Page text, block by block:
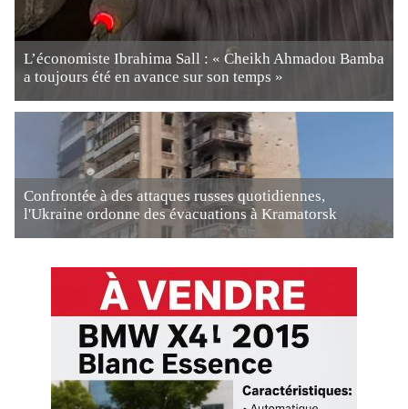
L’économiste Ibrahima Sall : « Cheikh Ahmadou Bamba
a toujours été en avance sur son temps »
Confrontée à des attaques russes quotidiennes,
l'Ukraine ordonne des évacuations à Kramatorsk